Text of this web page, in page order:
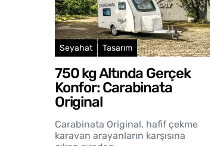
Seyahat Tasarım
750 kg Altında Gerçek
Konfor: Carabinata
Original
Carabinata Original, hafif çekme
karavan arayanların karşısına